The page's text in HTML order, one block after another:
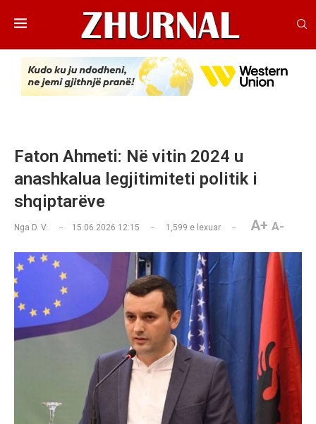
Faton Ahmeti: Në vitin 2024 u
anashkalua legjitimiteti politik i
shqiptarëve
Nga D. V. 15.06.2026 12:15 1,599 e lexuar A+ A-